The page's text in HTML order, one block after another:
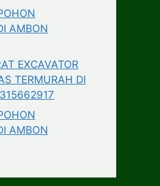
AMBON
EXCAVATOR
TERMURAH DI
AMBON